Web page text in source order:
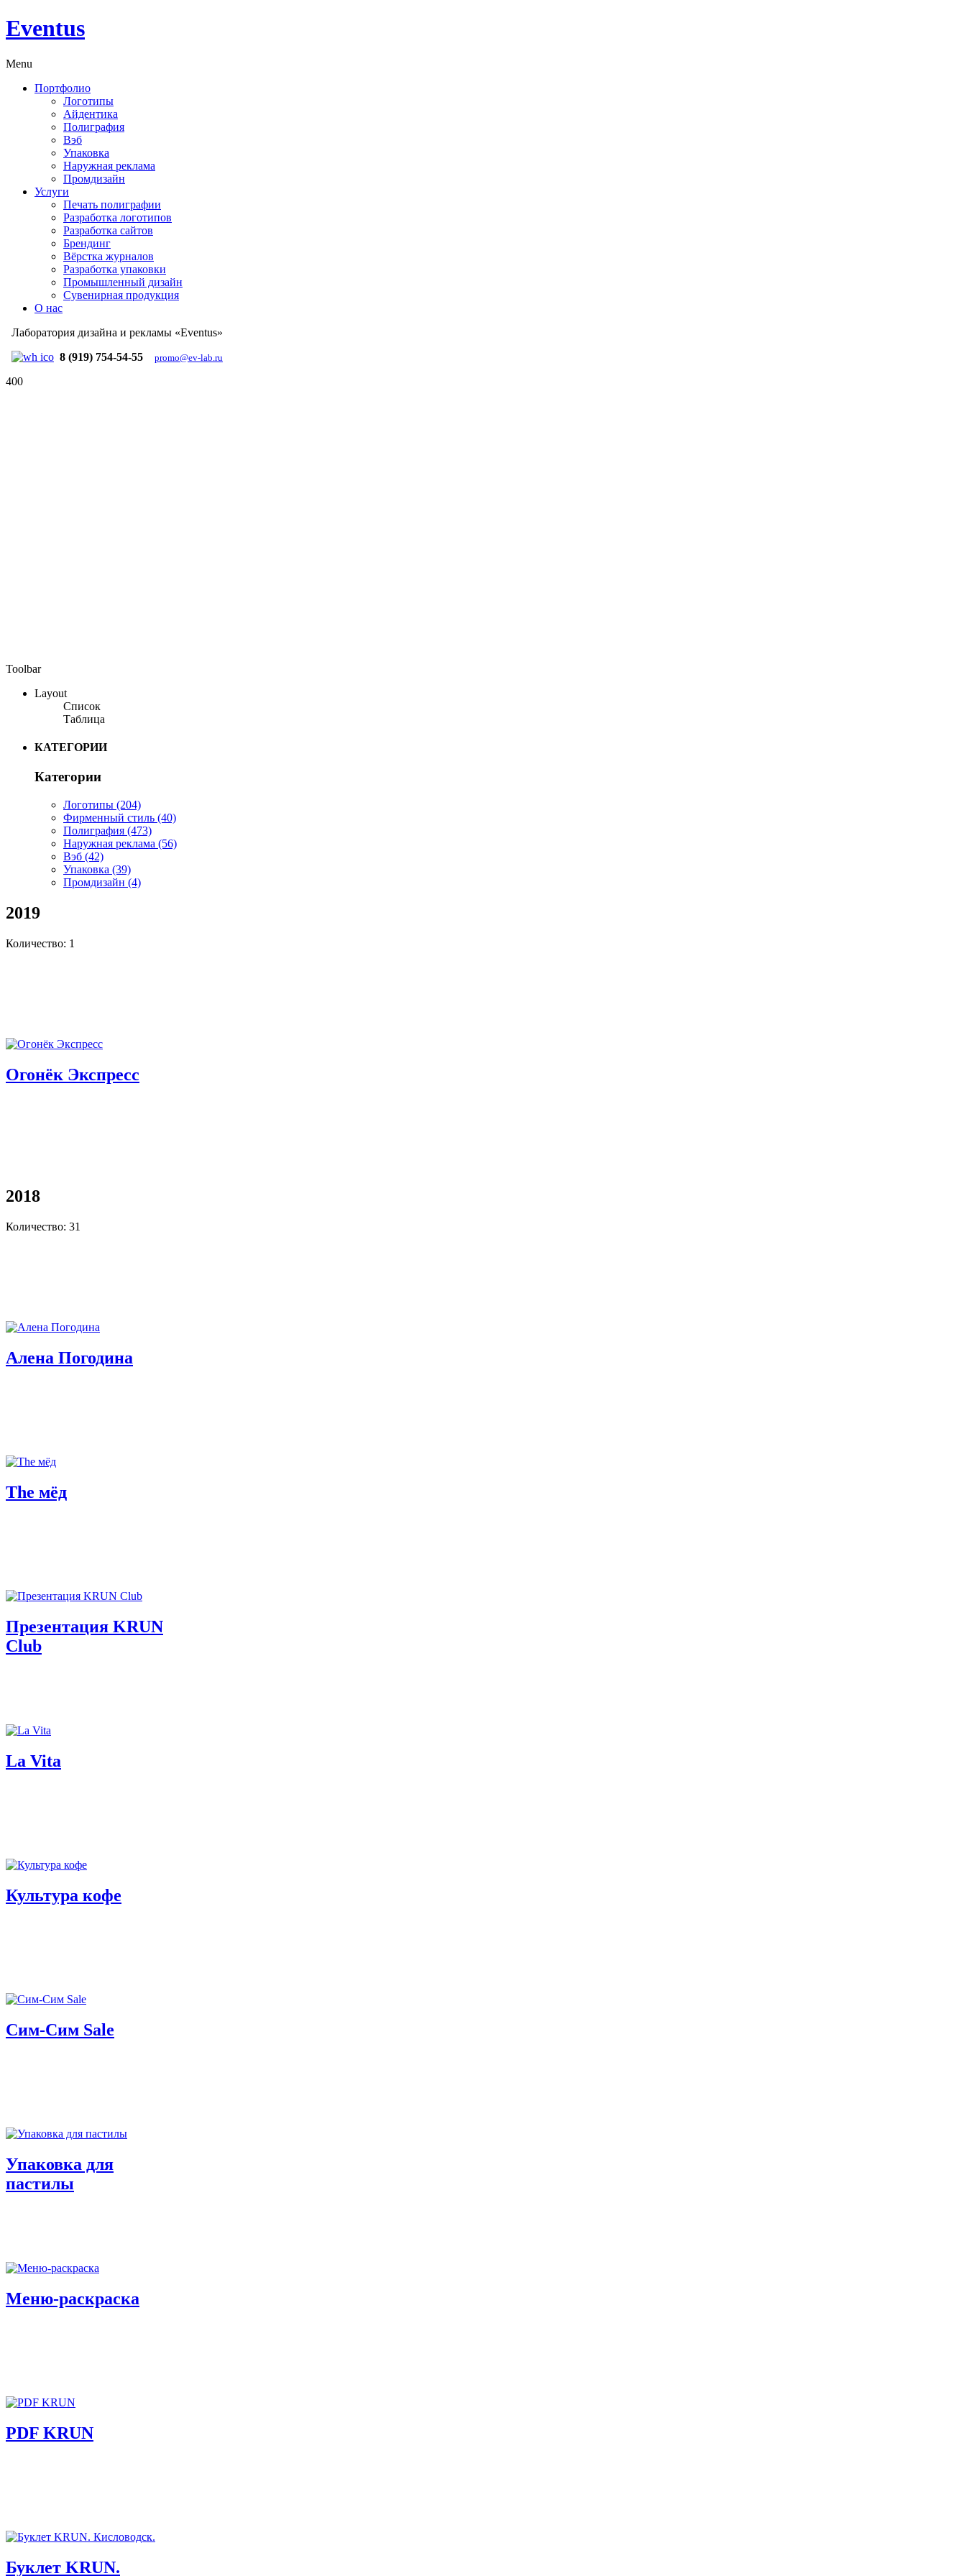
Eventus
Menu
Портфолио
Логотипы
Айдентика
Полиграфия
Вэб
Упаковка
Наружная реклама
Промдизайн
Услуги
Печать полиграфии
Разработка логотипов
Разработка сайтов
Брендинг
Вёрстка журналов
Разработка упаковки
Промышленный дизайн
Сувенирная продукция
О нас
Лаборатория дизайна и рекламы «Eventus»
8 (919) 754-54-55
promo@ev-lab.ru
400
Toolbar
Layout
Список
Таблица
КАТЕГОРИИ
Категории
Логотипы (204)
Фирменный стиль (40)
Полиграфия (473)
Наружная реклама (56)
Вэб (42)
Упаковка (39)
Промдизайн (4)
2019
Количество: 1
Огонёк Экспресс
2018
Количество: 31
Алена Погодина
The мёд
Презентация KRUN
Club
La Vita
Культура кофе
Сим-Сим Sale
Упаковка для
пастилы
Меню-раскраска
PDF KRUN
Буклет KRUN.